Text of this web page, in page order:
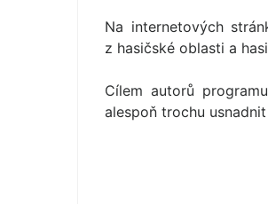
Na internetových
z hasičské oblasti a
Cílem autorů
alespoň trochu